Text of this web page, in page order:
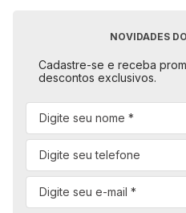
NOVIDADES
Cadastre-se e receba
descontos exclusivos.